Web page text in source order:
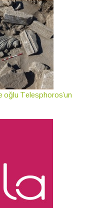
oğlu Telesphoros'un